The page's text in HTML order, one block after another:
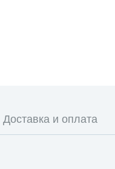
Доставка и оплата